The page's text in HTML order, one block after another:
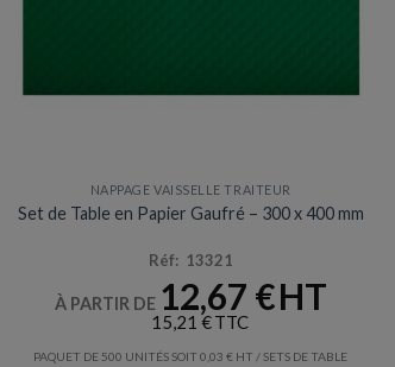
NAPPAGE VAISSELLE TRAITEUR
Set de Table en Papier Gaufré – 300 x 400 mm
Réf: 13321
À PARTIR DE 12,67 €
15,21 €
PAQUET DE 500 UNITÉS SOIT 0,03€ / SETS DE TABLE